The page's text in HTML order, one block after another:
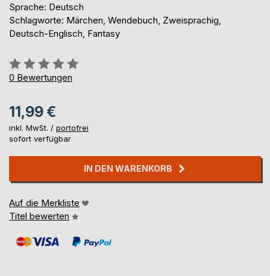
Sprache: Deutsch
Schlagworte: Märchen, Wendebuch, Zweisprachig,
Deutsch-Englisch, Fantasy
Bewertung::
0%
0 Bewertungen
11,99 €
inkl. MwSt. / portofrei
sofort verfügbar
IN DEN WARENKORB
Auf die Merkliste
Titel bewerten